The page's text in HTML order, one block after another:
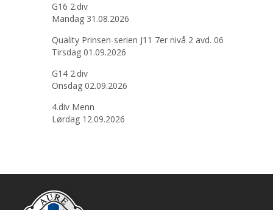
G16 2.div
Mandag 31.08.2026
Quality Prinsen-serien J11 7er nivå 2 avd. 06
Tirsdag 01.09.2026
G14 2.div
Onsdag 02.09.2026
4.div Menn
Lørdag 12.09.2026